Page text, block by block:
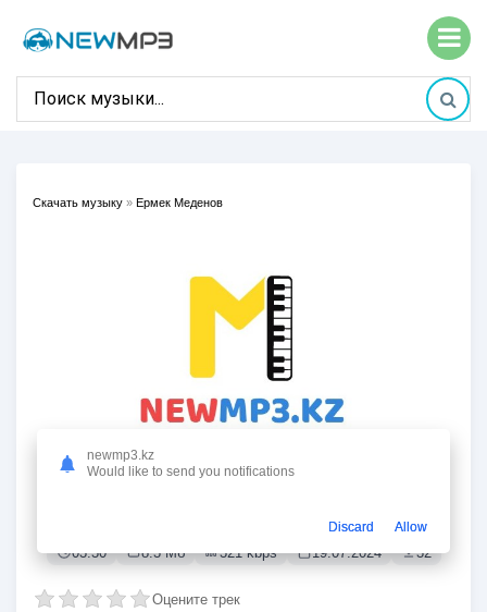
Скачать музыку » Ермек Меденов
03:30 8.3 Мб 321 kbps 19.07.2024 32
Оцените трек
newmp3.kz
Would like to send you notifications
Discard Allow